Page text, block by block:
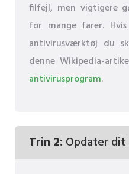
filfejl, men vigtigere
for mange farer.
antivirusværktøj du
denne Wikipedia-
antivirusprogram.
Trin 2: Opdater